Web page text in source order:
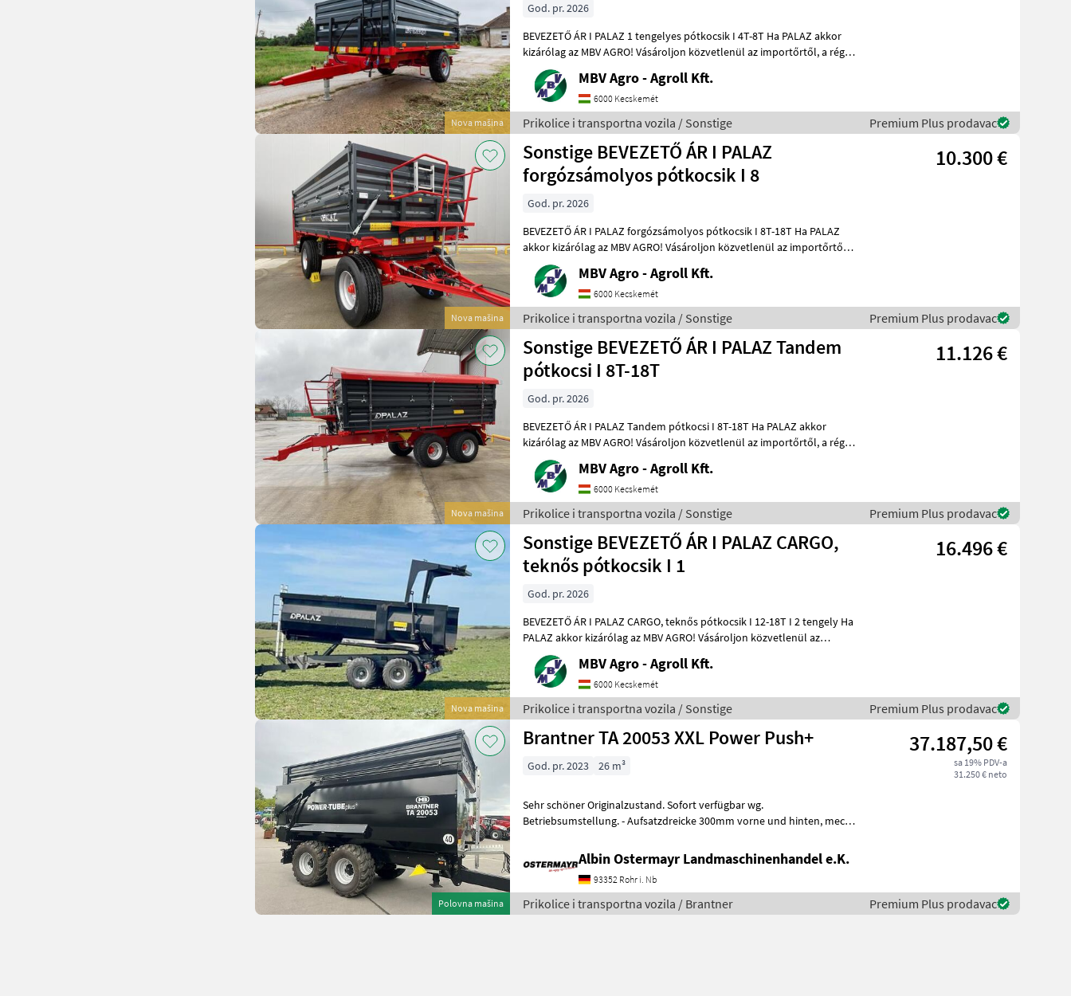
Nova mašina
God. pr. 2026
BEVEZETŐ ÁR I PALAZ 1 tengelyes pótkocsik I 4T-8T Ha PALAZ akkor
kizárólag az MBV AGRO! Vásároljon közvetlenül az importőrtől, a régió
legnagyobb PALAZ kereskedőitő
MBV Agro - Agroll Kft.
6000 Kecskemét
Prikolice i transportna vozila / Sonstige Premium Plus prodavac
Nova mašina
Sonstige BEVEZETŐ ÁR I PALAZ
forgózsámolyos pótkocsik I 8
10.300 €
God. pr. 2026
BEVEZETŐ ÁR I PALAZ forgózsámolyos pótkocsik I 8T-18T Ha PALAZ
akkor kizárólag az MBV AGRO! Vásároljon közvetlenül az importőrtől,
a régió legnagyobb PALAZ keresked
MBV Agro - Agroll Kft.
6000 Kecskemét
Prikolice i transportna vozila / Sonstige Premium Plus prodavac
Nova mašina
Sonstige BEVEZETŐ ÁR I PALAZ Tandem
pótkocsi I 8T-18T
11.126 €
God. pr. 2026
BEVEZETŐ ÁR I PALAZ Tandem pótkocsi I 8T-18T Ha PALAZ akkor
kizárólag az MBV AGRO! Vásároljon közvetlenül az importőrtől, a régió
legnagyobb PALAZ kereskedőitől. Az
MBV Agro - Agroll Kft.
6000 Kecskemét
Prikolice i transportna vozila / Sonstige Premium Plus prodavac
Nova mašina
Sonstige BEVEZETŐ ÁR I PALAZ CARGO,
teknős pótkocsik I 1
16.496 €
God. pr. 2026
BEVEZETŐ ÁR I PALAZ CARGO, teknős pótkocsik I 12-18T I 2 tengely Ha
PALAZ akkor kizárólag az MBV AGRO! Vásároljon közvetlenül az
MBV Agro - Agroll Kft.
6000 Kecskemét
Prikolice i transportna vozila / Sonstige Premium Plus prodavac
Polovna mašina
Brantner TA 20053 XXL Power Push+ 37.187,50 €
sa 19% PDV-a
31.250 € neto
God. pr. 2023 26 m³
Sehr schöner Originalzustand. Sofort verfügbar wg.
Betriebsumstellung. - Aufsatzdreicke 300mm vorne und hinten, mech.
Albin Ostermayr Landmaschinenhandel e.K.
93352 Rohr i. Nb
Prikolice i transportna vozila / Brantner Premium Plus prodavac